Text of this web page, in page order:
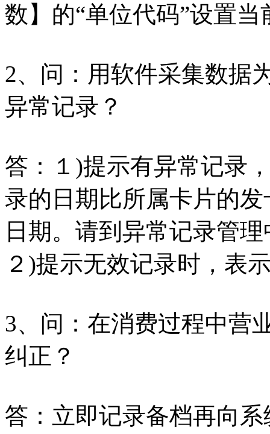
数】的“单位代码”设置
2、问：用软件采集数据
异常记录？
答：１)提示有异常记录
录的日期比所属卡片的
日期。请到异常记录管
２)提示无效记录时，表
3、问：在消费过程中营
纠正？
答：立即记录备档再向